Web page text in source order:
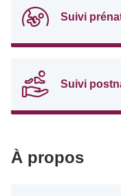
Suivi
Suivi
À propos